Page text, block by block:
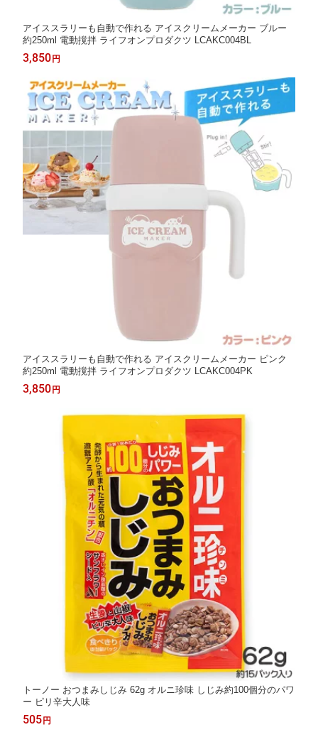
アイススラリーも自動で作れる アイスクリームメーカー ブルー
約250ml 電動撹拌 ライフオンプロダクツ LCAKC004BL
3,850円
アイススラリーも自動で作れる アイスクリームメーカー ピンク
約250ml 電動撹拌 ライフオンプロダクツ LCAKC004PK
3,850円
トーノー おつまみしじみ 62g オルニ珍味 しじみ約100個分のパワ
ー ピリ辛大人味
505円